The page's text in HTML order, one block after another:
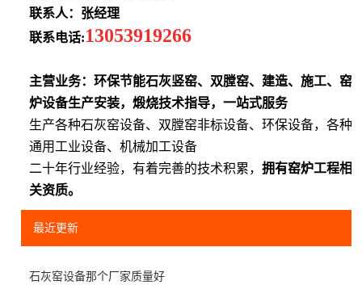
联系人：张经理
联系电话:13053919266
主营业务：环保节能石灰竖窑、双膛窑、建造、施工、窑
炉设备生产安装，煅烧技术指导，一站式服务
生产各种石灰窑设备、双膛窑非标设备、环保设备，各种
通用工业设备、机械加工设备
二十年行业经验，有着完善的技术积累，拥有窑炉工程相
关资质。
最近更新
石灰窑设备那个厂家质量好